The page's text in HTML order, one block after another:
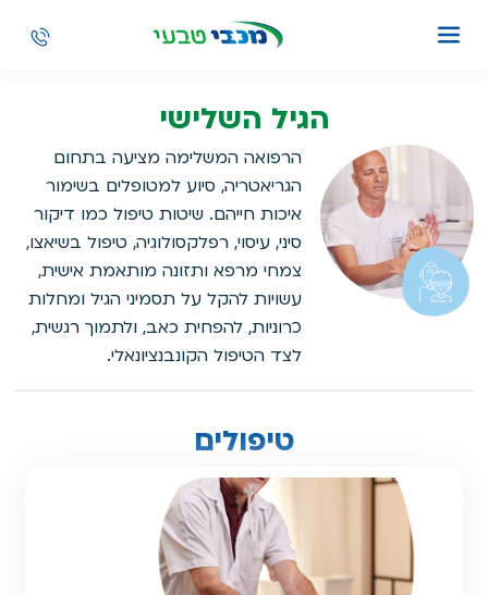
הגיל השלישי
הרפואה המשלימה מציעה בתחום
הגריאטריה, סיוע למטופלים בשימור
איכות חייהם. שיטות טיפול כמו דיקור
סיני, עיסוי, רפלקסולוגיה, טיפול בשיאצו,
צמחי מרפא ותזונה מותאמת אישית,
עשויות להקל על תסמיני הגיל ומחלות
כרוניות, להפחית כאב, ולתמוך רגשית,
לצד הטיפול הקונבנציונאלי.
טיפולים